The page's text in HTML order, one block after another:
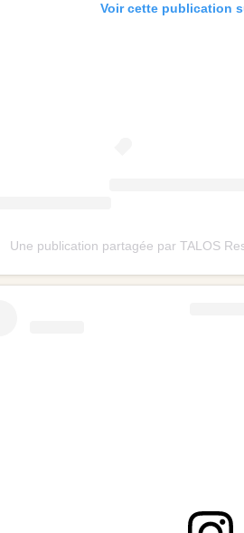
Voir cette publication
Une publication partagée par TALOS